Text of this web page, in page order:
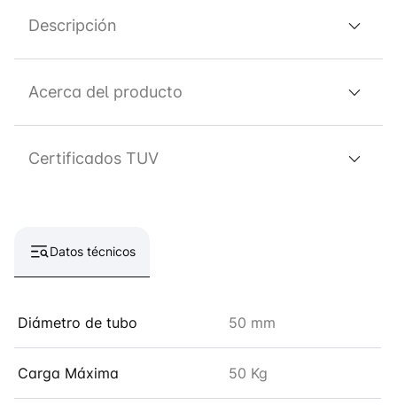
Descripción
Acerca del producto
Certificados TUV
Datos técnicos
Diámetro de tubo 50 mm
Carga Máxima 50 Kg